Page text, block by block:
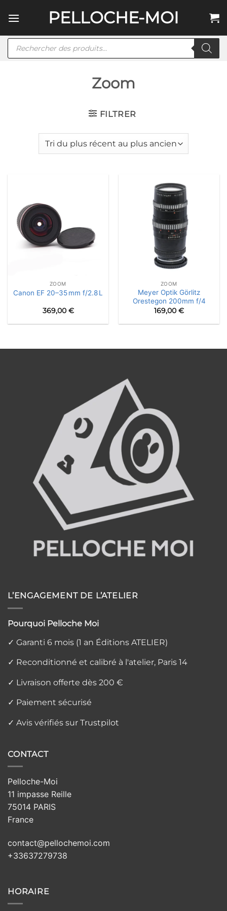
au
PELLOCHE-MOI
Recherche
Zoom
FILTRER
ZOOM
Canon EF 20–35 mm f/2.8 L
369,00 €
ZOOM
Meyer Optik Görlitz
Orestegon 200mm f/4
169,00 €
L’ENGAGEMENT DE L’ATELIER
Pourquoi Pelloche Moi
✓ Garanti 6 mois (1 an Éditions ATELIER)
✓ Reconditionné et calibré à l'atelier, Paris 14
✓ Livraison offerte dès 200 €
✓ Paiement sécurisé
✓ Avis vérifiés sur Trustpilot
CONTACT
Pelloche-Moi
11 impasse Reille
75014 PARIS
France
contact@pellochemoi.com
+33637279738
HORAIRE